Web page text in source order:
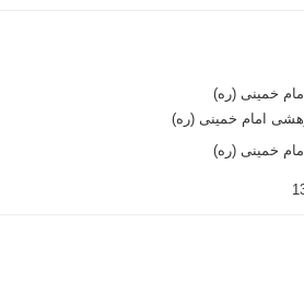
خمینی (ره)
امام خمینی (ره)
خمینی (ره)